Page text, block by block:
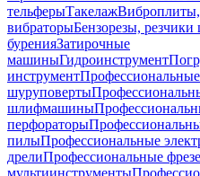
тельферыТакелаж
вибраторыБензорезы, резчики
буренияЗатирочные
машиныГидроинструмент
инструментПрофессиональные
шуруповерты
шлифмашины
перфораторы
пилыПрофессиональные
дрелиПрофессиональные
мультиинструменты